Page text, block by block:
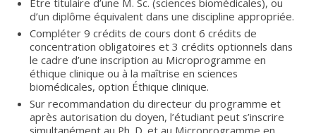
d’un diplôme équivalent dans une discipline appropriée.
Compléter 9 crédits de cours dont 6 crédits de
concentration obligatoires et 3 crédits optionnels dans
le cadre d’une inscription au Microprogramme en
éthique clinique ou à la maîtrise en sciences
biomédicales, option Éthique clinique.
Sur recommandation du directeur du programme et
après autorisation du doyen, l’étudiant peut s’inscrire
simultanément au Ph. D. et au Microprogramme en